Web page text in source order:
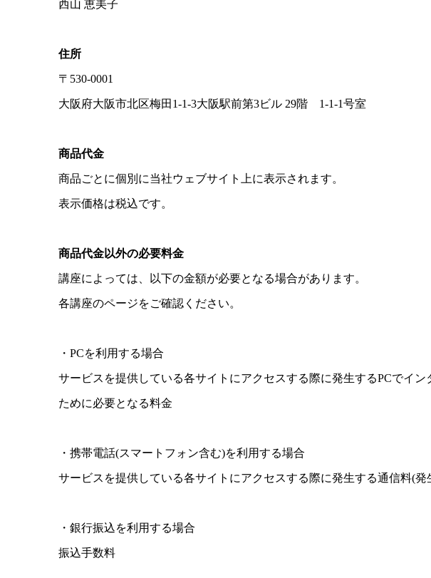
西山 恵美子
住所
〒530-0001
大阪府大阪市北区梅田1-1-3大阪駅前第3ビル 29階 1-1-1号室
商品代金
商品ごとに個別に当社ウェブサイト上に表示されます。
表示価格は税込です。
商品代金以外の必要料金
講座によっては、以下の金額が必要となる場合があります。
各講座のページをご確認ください。
・PCを利用する場合
サービスを提供している各サイトにアクセスする際に発生するPCでイ
ために必要となる料金
・携帯電話(スマートフォン含む)を利用する場合
サービスを提供している各サイトにアクセスする際に発生する通信料(
・銀行振込を利用する場合
振込手数料